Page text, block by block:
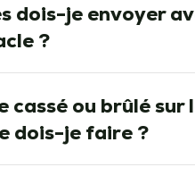
dois-je envoyer
?
cassé ou brûlé
dois-je faire ?